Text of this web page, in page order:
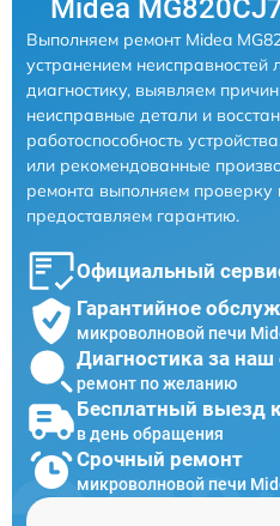
Midea
Выполняем ремонт Midea
устранением
диагностику, выявляем
неисправные детали и
работоспособность
или рекомендованные
ремонта выполняем проверку
предоставляем гарантию.
Официальный
Гарантийное
микроволновой печи
Диагностика за наш
ремонт по желанию
Бесплатный выезд
в день обращения
Срочный ремонт
микроволновой печи